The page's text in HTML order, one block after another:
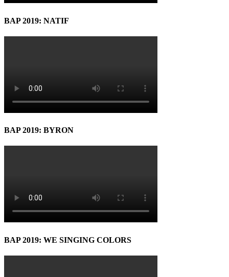
BAP 2019: NATIF
BAP 2019: BYRON
BAP 2019: WE SINGING COLORS